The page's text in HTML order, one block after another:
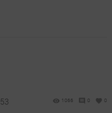
1066 0 0